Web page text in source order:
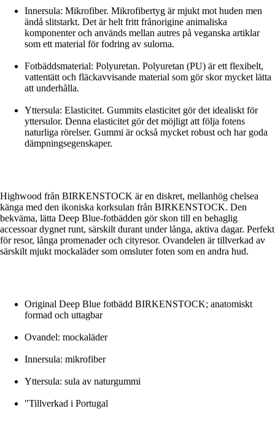
Innersula: Mikrofiber. Mikrofibertyg är mjukt mot huden men
ändå slitstarkt. Det är helt fritt frånorigine animaliska
komponenter och används mellan autres på veganska artiklar
som ett material för fodring av sulorna.
Fotbäddsmaterial: Polyuretan. Polyuretan (PU) är ett flexibelt,
vattentätt och fläckavvisande material som gör skor mycket lätta
att underhålla.
Yttersula: Elasticitet. Gummits elasticitet gör det idealiskt för
yttersulor. Denna elasticitet gör det möjligt att följa fotens
naturliga rörelser. Gummi är också mycket robust och har goda
dämpningsegenskaper.
Highwood från BIRKENSTOCK är en diskret, mellanhög chelsea
känga med den ikoniska korksulan från BIRKENSTOCK. Den
bekväma, lätta Deep Blue-fotbädden gör skon till en behaglig
accessoar dygnet runt, särskilt durant under långa, aktiva dagar. Perfekt
för resor, långa promenader och cityresor. Ovandelen är tillverkad av
särskilt mjukt mockaläder som omsluter foten som en andra hud.
Original Deep Blue fotbädd BIRKENSTOCK; anatomiskt
formad och uttagbar
Ovandel: mockaläder
Innersula: mikrofiber
Yttersula: sula av naturgummi
"Tillverkad i Portugal